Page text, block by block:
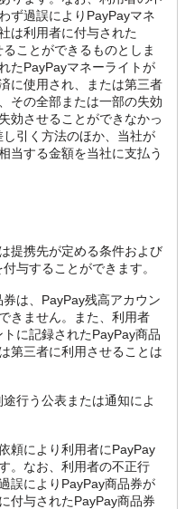
ず過誤によりPayPayマネ
は利用者に付与された
ことができるものとしま
たPayPayマネーライトが
に使用され、または第三者
その全部または一部の失効
効させることができなかっ
引く方法のほか、当社が
当する金額を当社に支払う
提携先が定める条件および
与することができます。
は、PayPay残高アカウン
きません。また、利用者
に記録されたPayPay商品
第三者に利用させることは
行う公表または通知によ
頼により利用者にPayPay
。なお、利用者の不正行
誤によりPayPay商品券が
付与されたPayPay商品券